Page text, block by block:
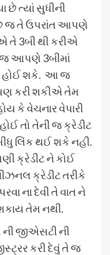
છે ત્યાં સુધીની
જ તે ઉપરાંત આપણે
તે 3બી થી કરીએ
જ આપણે 3બીમાં
હોઈ શકે. આ જ
પણ કરી શકીએ તેમ
કે વેચનાર વેપારી
તો તેની જ ક્રેડીટ
લિંક થઈ શકે નહી.
ક્રેડીટ ને કોઈ
ક્રેડીટ તરીકે
ના દેવી તે વાત ને
તેમ નથી.
જીએસટી ની
કરી દેવું તે જ